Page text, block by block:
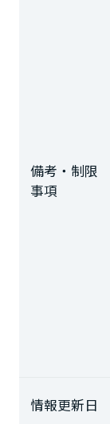
備考・制限
事項
情報更新日